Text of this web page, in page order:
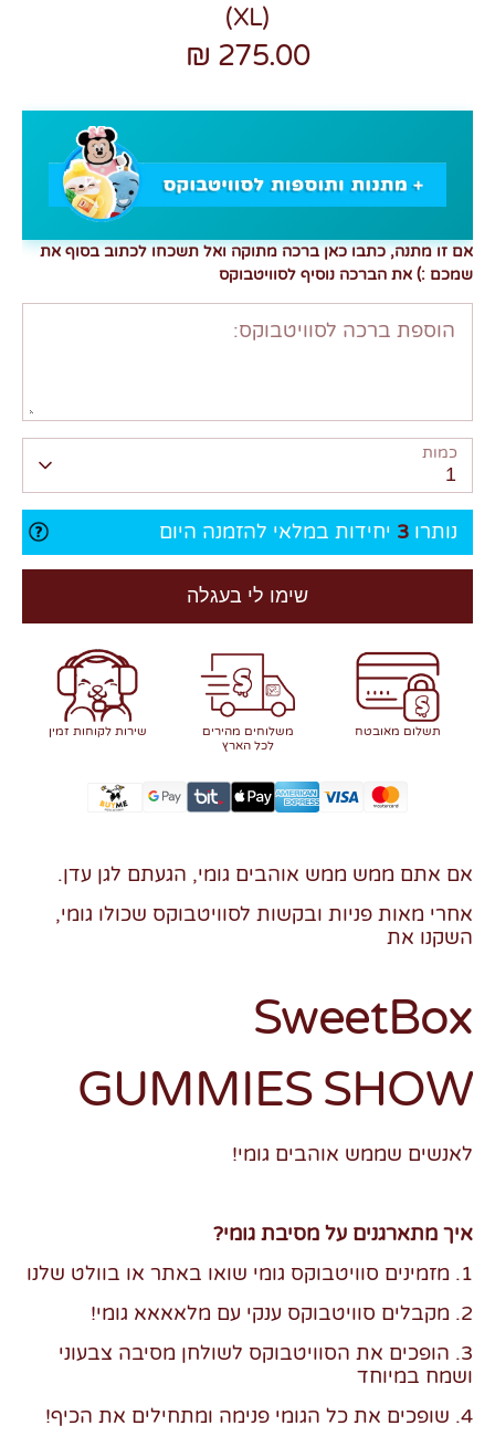
(XL)
275.00 ₪
אם זו מתנה, כתבו כאן ברכה מתוקה ואל תשכחו לכתוב בסוף את
שמכם :) את הברכה נוסיף לסוויטבוקס
הוספת ברכה לסוויטבוקס:
כמות
1
נותרו 3 יחידות במלאי להזמנה היום
שימו לי בעגלה
תשלום מאובטח
משלוחים מהירים
לכל הארץ
שירות לקוחות זמין
אם אתם ממש ממש אוהבים גומי, הגעתם לגן עדן.
אחרי מאות פניות ובקשות לסוויטבוקס שכולו גומי,
השקנו את
SweetBox
GUMMIES SHOW
לאנשים שממש אוהבים גומי!
איך מתארגנים על מסיבת גומי?
1. מזמינים סוויטבוקס גומי שואו באתר או בוולט שלנו
2. מקבלים סוויטבוקס ענקי עם מלאאאא גומי!
3. הופכים את הסוויטבוקס לשולחן מסיבה צבעוני
ושמח במיוחד
4. שופכים את כל הגומי פנימה ומתחילים את הכיף!